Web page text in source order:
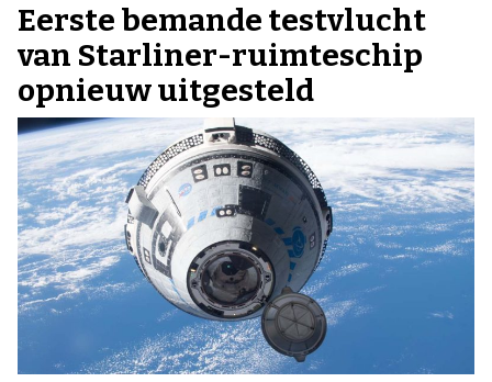
Eerste bemande testvlucht
van Starliner-ruimteschip
opnieuw uitgesteld